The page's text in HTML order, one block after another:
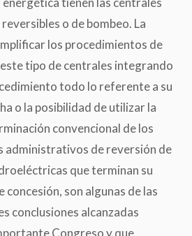
o de bombeo. La
los procedimientos de
tipo de centrales integrando
todo lo referente a su
o la posibilidad de utilizar la
convencional de los
administrativos de reversión de
que terminan su
concesión, son algunas de las
conclusiones alcanzadas
Congreso y que